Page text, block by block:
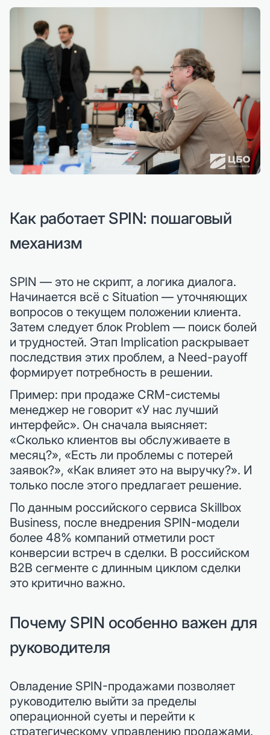
Как работает SPIN: пошаговый
механизм
SPIN — это не скрипт, а логика диалога.
Начинается всё с Situation — уточняющих
вопросов о текущем положении клиента.
Затем следует блок Problem — поиск болей
и трудностей. Этап Implication раскрывает
последствия этих проблем, а Need-payoff
формирует потребность в решении.
Пример: при продаже CRM-системы
менеджер не говорит «У нас лучший
интерфейс». Он сначала выясняет:
«Сколько клиентов вы обслуживаете в
месяц?», «Есть ли проблемы с потерей
заявок?», «Как влияет это на выручку?». И
только после этого предлагает решение.
По данным российского сервиса Skillbox
Business, после внедрения SPIN-модели
более 48% компаний отметили рост
конверсии встреч в сделки. В российском
B2B сегменте с длинным циклом сделки
это критично важно.
Почему SPIN особенно важен для
руководителя
Овладение SPIN-продажами позволяет
руководителю выйти за пределы
операционной суеты и перейти к
стратегическому управлению продажами.